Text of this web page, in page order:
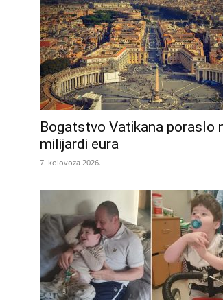
Bogatstvo Vatikana poraslo
milijardi eura
7. kolovoza 2026.